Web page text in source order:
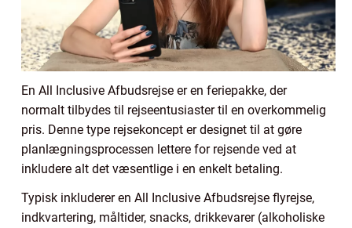
En All Inclusive Afbudsrejse er en feriepakke, der
normalt tilbydes til rejseentusiaster til en overkommelig
pris. Denne type rejsekoncept er designet til at gøre
planlægningsprocessen lettere for rejsende ved at
inkludere alt det væsentlige i en enkelt betaling.
Typisk inkluderer en All Inclusive Afbudsrejse flyrejse,
indkvartering, måltider, snacks, drikkevarer (alkoholiske